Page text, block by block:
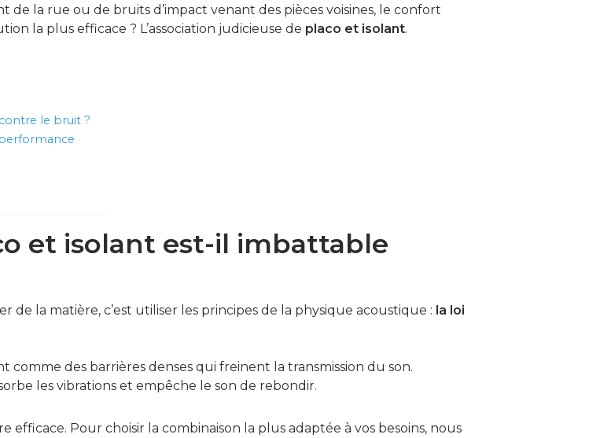
de la rue ou de bruits d’impact venant des pièces voisines, le confort
la plus efficace ? L’association judicieuse de placo et isolant.
le bruit ?
et isolant est-il imbattable
de la matière, c’est utiliser les principes de la physique acoustique : la loi
comme des barrières denses qui freinent la transmission du son.
les vibrations et empêche le son de rebondir.
Pour choisir la combinaison la plus adaptée à vos besoins, nous